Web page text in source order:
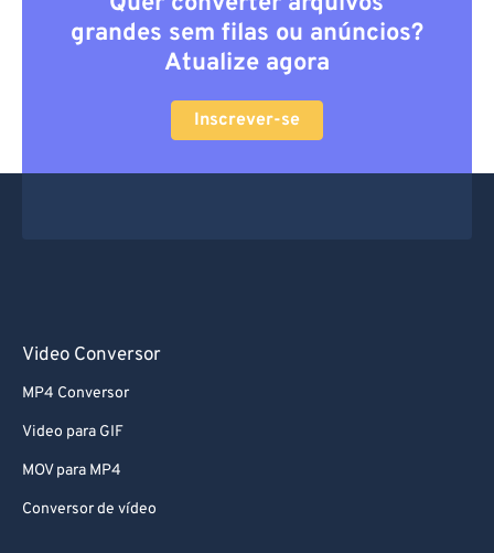
grandes sem filas ou anúncios?
Atualize agora
Inscrever-se
Video Conversor
MP4 Conversor
Video para GIF
MOV para MP4
Conversor de vídeo